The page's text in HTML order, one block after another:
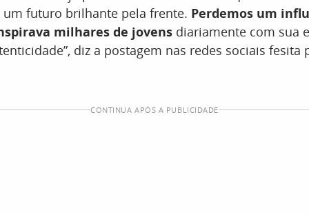
um futuro brilhante pela frente. Perdemos um
milhares de jovens diariamente com sua
diz a postagem nas redes sociais fesita
CONTINUA APÓS A PUBLICIDADE